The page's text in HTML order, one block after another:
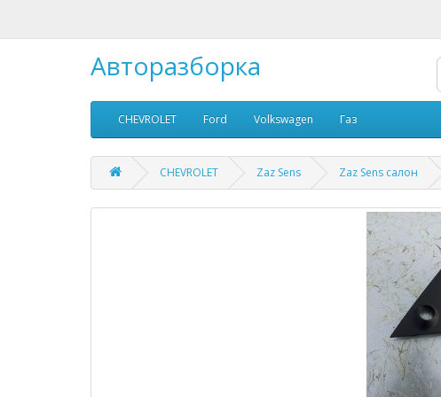
Авторазборка
CHEVROLET Ford Volkswagen Газ
CHEVROLET Zaz Sens Zaz Sens салон